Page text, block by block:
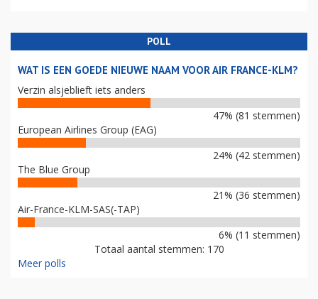
POLL
WAT IS EEN GOEDE NIEUWE NAAM VOOR AIR FRANCE-KLM?
Verzin alsjeblieft iets anders
47% (81 stemmen)
European Airlines Group (EAG)
24% (42 stemmen)
The Blue Group
21% (36 stemmen)
Air-France-KLM-SAS(-TAP)
6% (11 stemmen)
Totaal aantal stemmen: 170
Meer polls